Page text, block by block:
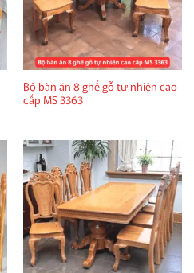
Bộ bàn ăn 8 ghế gỗ tự nhiên cao
cấp MS 3363